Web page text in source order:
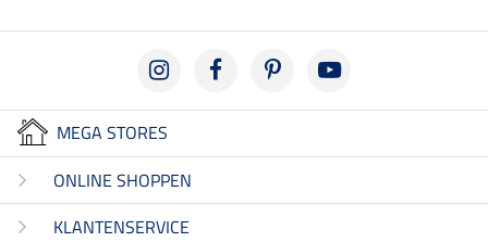
MEGA STORES
ONLINE SHOPPEN
KLANTENSERVICE